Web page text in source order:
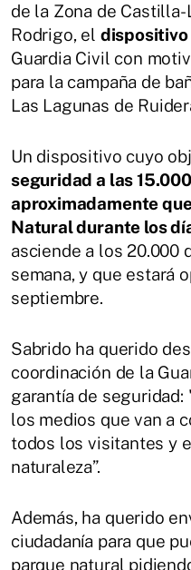
de la Zona de Castilla-
Rodrigo, el dispositivo
Guardia Civil con
para la campaña de
Las Lagunas de
Un dispositivo cuyo
seguridad a las
aproximadamente
Natural durante los
asciende a los 20.000
semana, y que estará
septiembre.
Sabrido ha querido
coordinación de la
garantía de
los medios que van a
todos los visitantes y
naturaleza”.
Además, ha querido
ciudadanía para que
parque natural